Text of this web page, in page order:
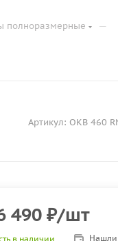
полноразмерные —
Артикул: OKB 460
490₽/шт
в наличии Нашли